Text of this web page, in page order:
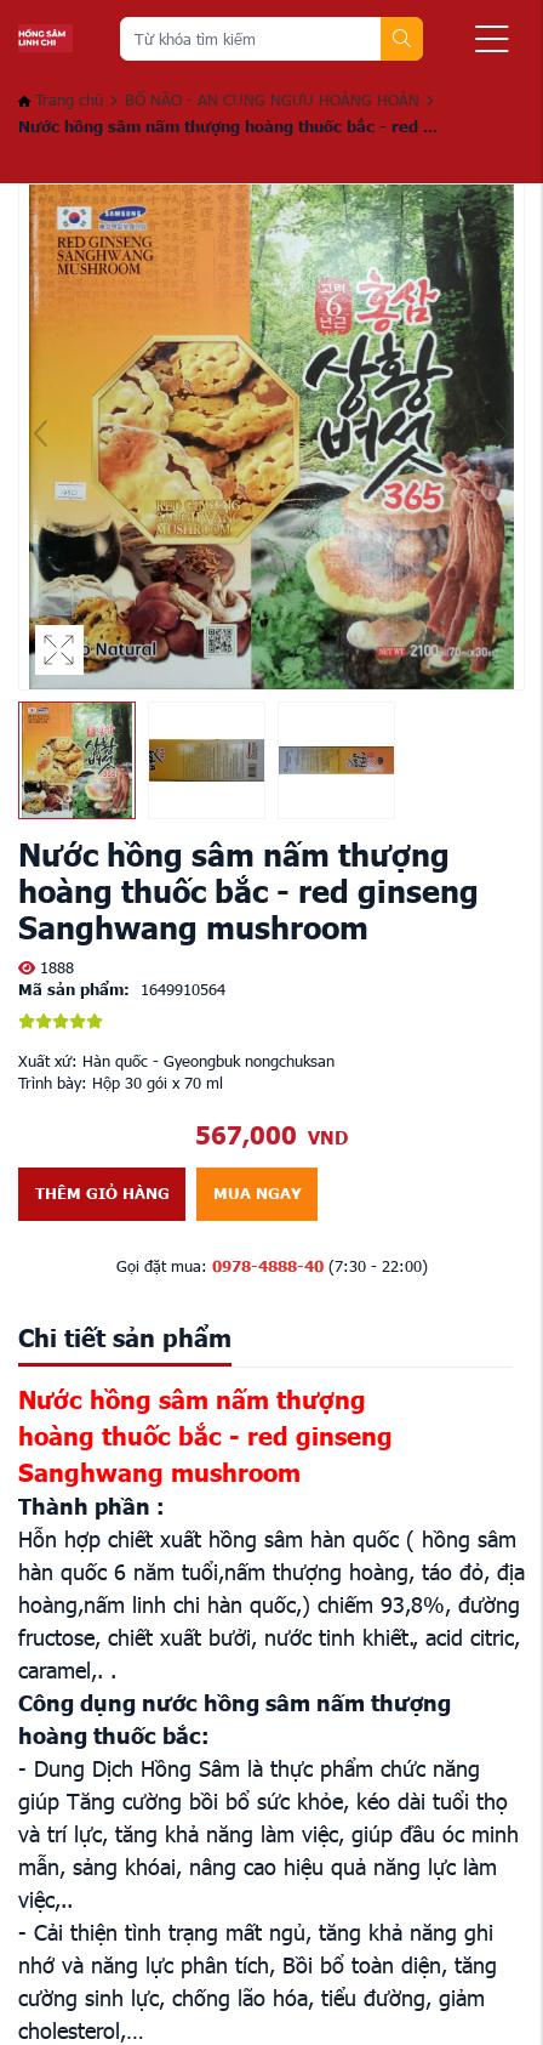
Trang chủ
BỔ NÃO - AN CUNG NGƯU HOÀNG HOÀN
Nước hồng sâm nấm thượng hoàng thuốc bắc - red ...
Nước hồng sâm nấm thượng
hoàng thuốc bắc - red ginseng
Sanghwang mushroom
1888
Mã sản phẩm:
1649910564
Xuất xứ: Hàn quốc - Gyeongbuk nongchuksan
Trình bày: Hộp 30 gói x 70 ml
567,000 VND
THÊM GIỎ HÀNG MUA NGAY
Gọi đặt mua: 0978-4888-40(7:30 - 22:00)
Chi tiết sản phẩm
Nước hồng sâm nấm thượng
hoàng thuốc bắc - red ginseng
Sanghwang mushroom
Thành phần :
Hỗn hợp chiết xuất hồng sâm hàn quốc ( hồng sâm
hàn quốc 6 năm tuổi,nấm thượng hoàng, táo đỏ, địa
hoàng,nấm linh chi hàn quốc,) chiếm 93,8%, đường
fructose, chiết xuất bưởi, nước tinh khiết., acid citric,
caramel,. .
Công dụng nước hồng sâm nấm thượng
hoàng thuốc bắc:
- Dung Dịch Hồng Sâm là thực phẩm chức năng
giúp Tăng cường bồi bổ sức khỏe, kéo dài tuổi thọ
và trí lực, tăng khả năng làm việc, giúp đầu óc minh
mẫn, sảng khóai, nâng cao hiệu quả năng lực làm
việc,..
- Cải thiện tình trạng mất ngủ, tăng khả năng ghi
nhớ và năng lực phân tích, Bồi bổ toàn diện, tăng
cường sinh lực, chống lão hóa, tiểu đường, giảm
cholesterol,…